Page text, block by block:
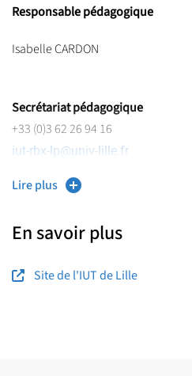
Responsable pédagogique
Isabelle CARDON
Secrétariat pédagogique
+33 (0)3 62 26 94 16
iut-rbx-lp@univ-lille.fr
Lire plus
En savoir plus
Site de l'IUT de Lille